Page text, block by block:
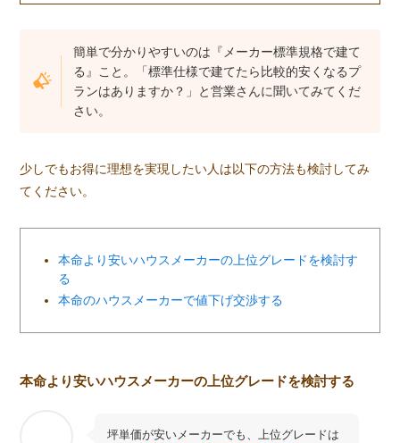
簡単で分かりやすいのは『メーカー標準規格で建て
る』こと。「標準仕様で建てたら比較的安くなるプ
ランはありますか？」と営業さんに聞いてみてくだ
さい。
少しでもお得に理想を実現したい人は以下の方法も検討してみ
てください。
本命より安いハウスメーカーの上位グレードを検討す
る
本命のハウスメーカーで値下げ交渉する
本命より安いハウスメーカーの上位グレードを検討する
坪単価が安いメーカーでも、上位グレードは